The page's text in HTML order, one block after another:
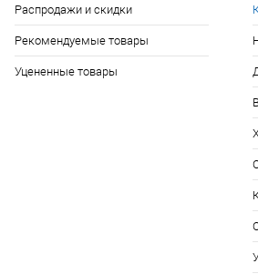
Распродажи и скидки
Рекомендуемые товары
Уцененные товары